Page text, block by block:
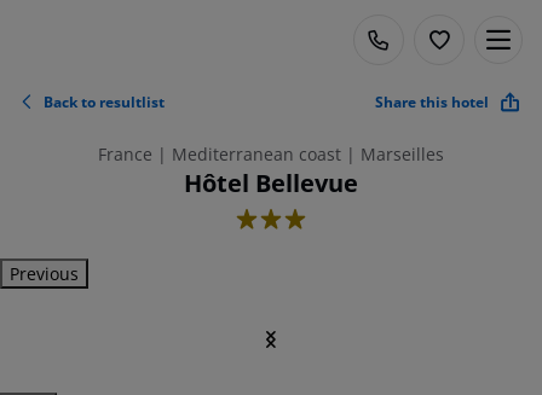
Back to resultlist Share this hotel
France | Mediterranean coast | Marseilles
Hôtel Bellevue
3
Previous